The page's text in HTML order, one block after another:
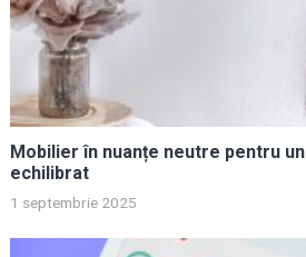
Mobilier în nuanțe neutre pentru
echilibrat
1 septembrie 2025